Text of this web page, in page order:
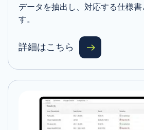
データを抽出し、対応する仕様書
す。
詳細はこちら